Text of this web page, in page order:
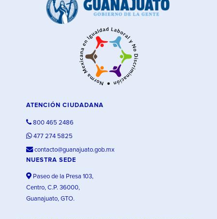
ATENCIÓN CIUDADANA
800 465 2486
477 274 5825
contacto@guanajuato.gob.mx
NUESTRA SEDE
Paseo de la Presa 103,
Centro, C.P. 36000,
Guanajuato, GTO.